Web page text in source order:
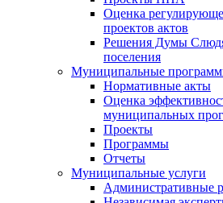
Оценка
проектов актов
Решения Думы
поселения
Муниципальные
Нормативные акты
Оценка
муниципальных
Проекты
Программы
Отчеты
Муниципальные услуги
Административные